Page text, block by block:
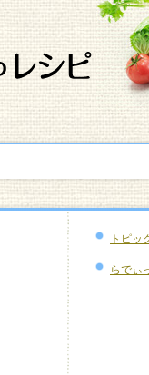
トピッ
らでぃ